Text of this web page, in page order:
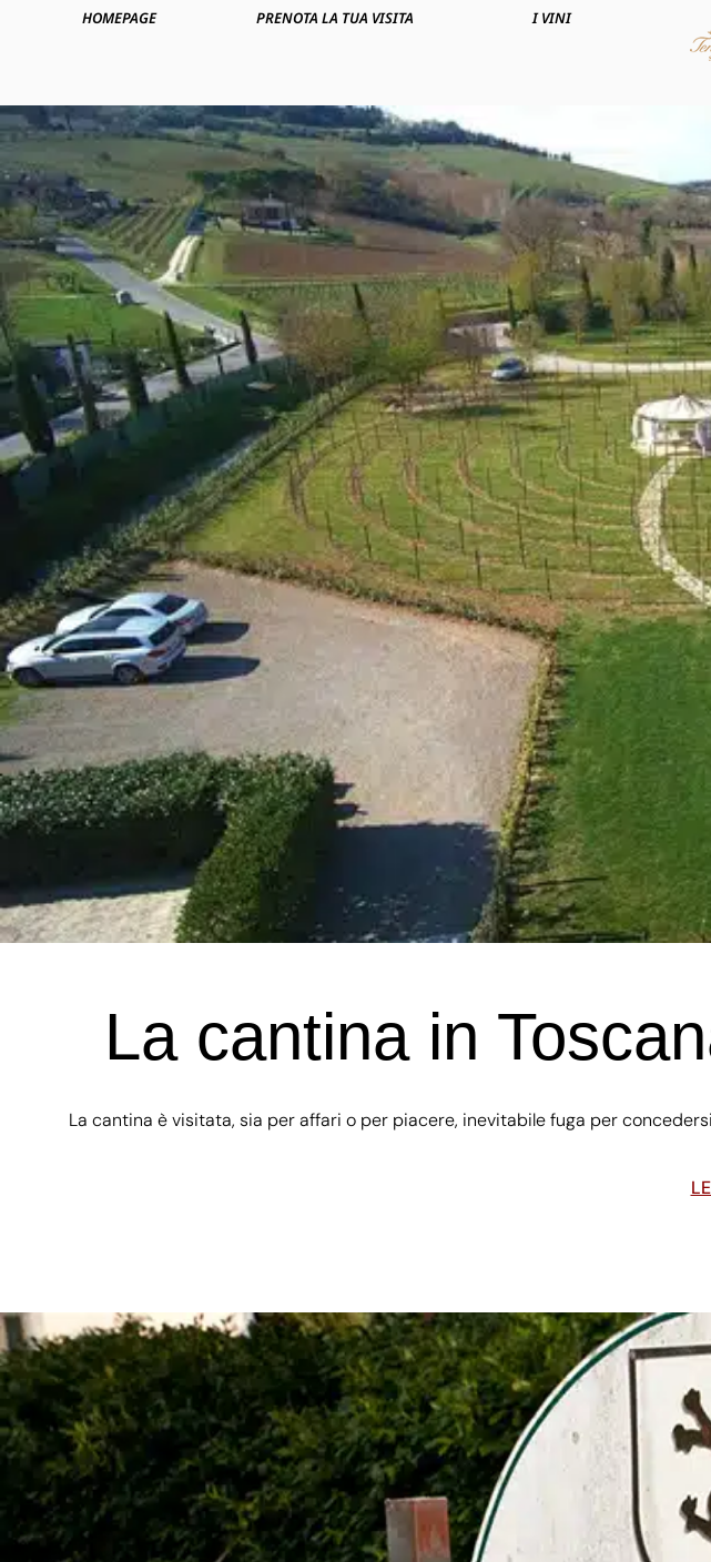
HOMEPAGE PRENOTA LA TUA VISITA
I VINI
La cantina in
La cantina è visitata, sia per affari o per piacere, inevitabile fuga per